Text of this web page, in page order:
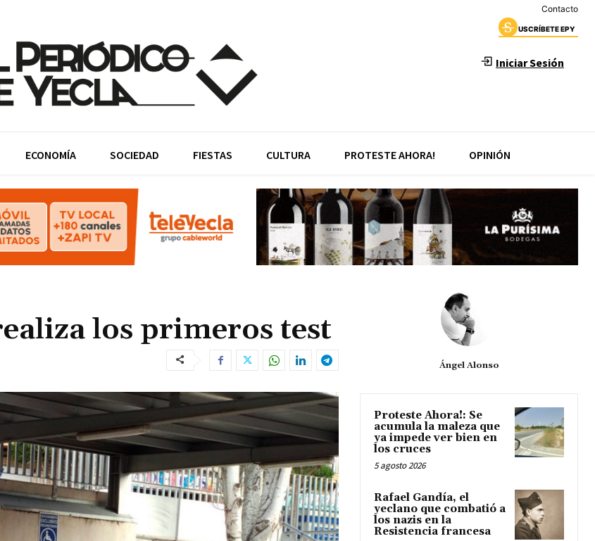
Contacto
USCRÍBETE EPY
Iniciar Sesión
ECONOMÍA SOCIEDAD FIESTAS CULTURA PROTESTE AHORA! OPINIÓN
los primeros test
Ángel Alonso
Proteste Ahora!: Se
acumula la maleza que
ya impede ver bien en
los cruces
5 agosto 2026
Rafael Gandía, el
yeclano que combatió a
los nazis en la
Resistencia francesa